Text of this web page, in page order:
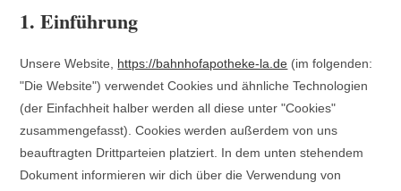
1. Einführung
Unsere Website, https://bahnhofapotheke-la.de (im folgenden:
"Die Website") verwendet Cookies und ähnliche Technologien
(der Einfachheit halber werden all diese unter "Cookies"
zusammengefasst). Cookies werden außerdem von uns
beauftragten Drittparteien platziert. In dem unten stehendem
Dokument informieren wir dich über die Verwendung von